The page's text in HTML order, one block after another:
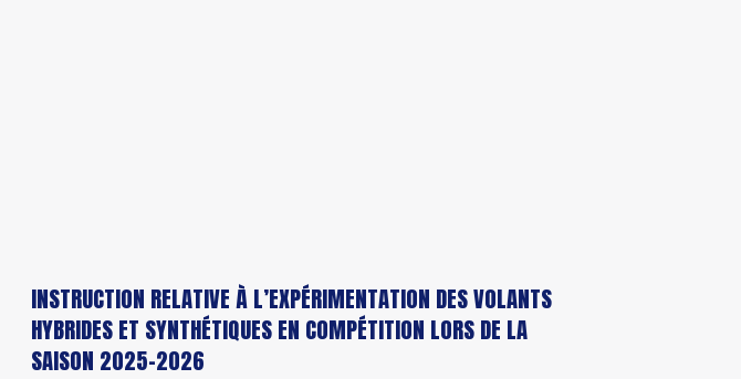
INSTRUCTION RELATIVE À L’EXPÉRIMENTATION DES VOLANTS
HYBRIDES ET SYNTHÉTIQUES EN COMPÉTITION LORS DE LA
SAISON 2025-2026